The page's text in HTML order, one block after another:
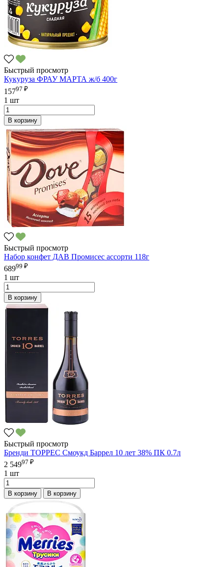
Быстрый просмотр
Кукуруза ФРАУ МАРТА ж/б 400г
15797 ₽
1 шт
В корзину
Быстрый просмотр
Набор конфет ДАВ Промисес ассорти 118г
68999 ₽
1 шт
В корзину
Быстрый просмотр
Бренди ТОРРЕС Смоукд Баррел 10 лет 38% ПК 0.7л
2 54997 ₽
1 шт
В корзину В корзину